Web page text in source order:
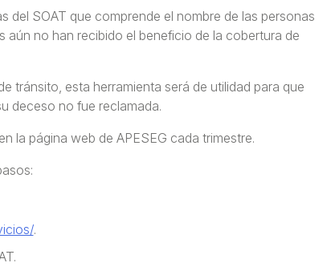
del SOAT que comprende el nombre de las personas
no han recibido el beneficio de la cobertura de
tránsito, esta herramienta será de utilidad para que
deceso no fue reclamada.
la página web de APESEG cada trimestre.
.